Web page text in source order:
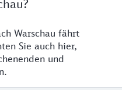
Warschau fährt
Sie auch hier,
und